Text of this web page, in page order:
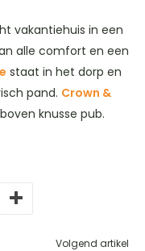
vakantiehuis in een
alle comfort en een
staat in het dorp en
pand. Crown &
knusse pub.
Volgend artikel